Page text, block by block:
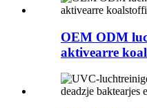
OEM ODM
aktivearre